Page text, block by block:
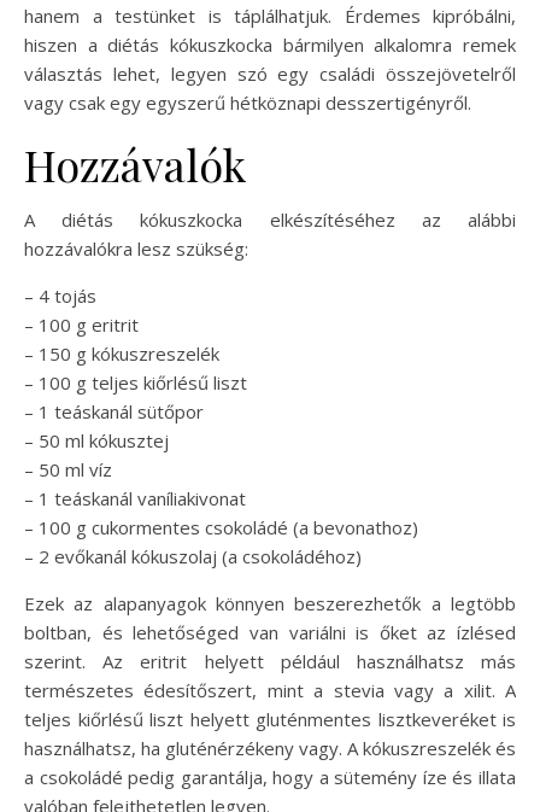
hanem a testünket is táplálhatjuk. Érdemes kipróbálni,
hiszen a diétás kókuszkocka bármilyen alkalomra remek
választás lehet, legyen szó egy családi összejövetelről
vagy csak egy egyszerű hétköznapi desszertigényről.
Hozzávalók
A diétás kókuszkocka elkészítéséhez az alábbi
hozzávalókra lesz szükség:
– 4 tojás
– 100 g eritrit
– 150 g kókuszreszelék
– 100 g teljes kiőrlésű liszt
– 1 teáskanál sütőpor
– 50 ml kókusztej
– 50 ml víz
– 1 teáskanál vaníliakivonat
– 100 g cukormentes csokoládé (a bevonathoz)
– 2 evőkanál kókuszolaj (a csokoládéhoz)
Ezek az alapanyagok könnyen beszerezhetők a legtöbb
boltban, és lehetőséged van variálni is őket az ízlésed
szerint. Az eritrit helyett például használhatsz más
természetes édesítőszert, mint a stevia vagy a xilit. A
teljes kiőrlésű liszt helyett gluténmentes lisztkeveréket is
használhatsz, ha gluténérzékeny vagy. A kókuszreszelék és
a csokoládé pedig garantálja, hogy a sütemény íze és illata
valóban felejthetetlen legyen.